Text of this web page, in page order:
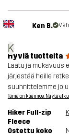
K
Ken B.
Hyviä tuotteita
Laatu ja mukavuus
järjestää heille
suunnittelemme jo
Tämä on käännös. Näytä
Hiker Full-zip
Fleece
Ostettu koko